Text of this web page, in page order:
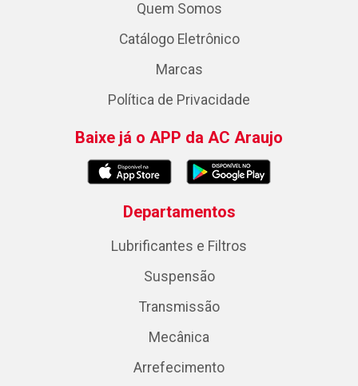
Quem Somos
Catálogo Eletrônico
Marcas
Política de Privacidade
Baixe já o APP da AC Araujo
Departamentos
Lubrificantes e Filtros
Suspensão
Transmissão
Mecânica
Arrefecimento